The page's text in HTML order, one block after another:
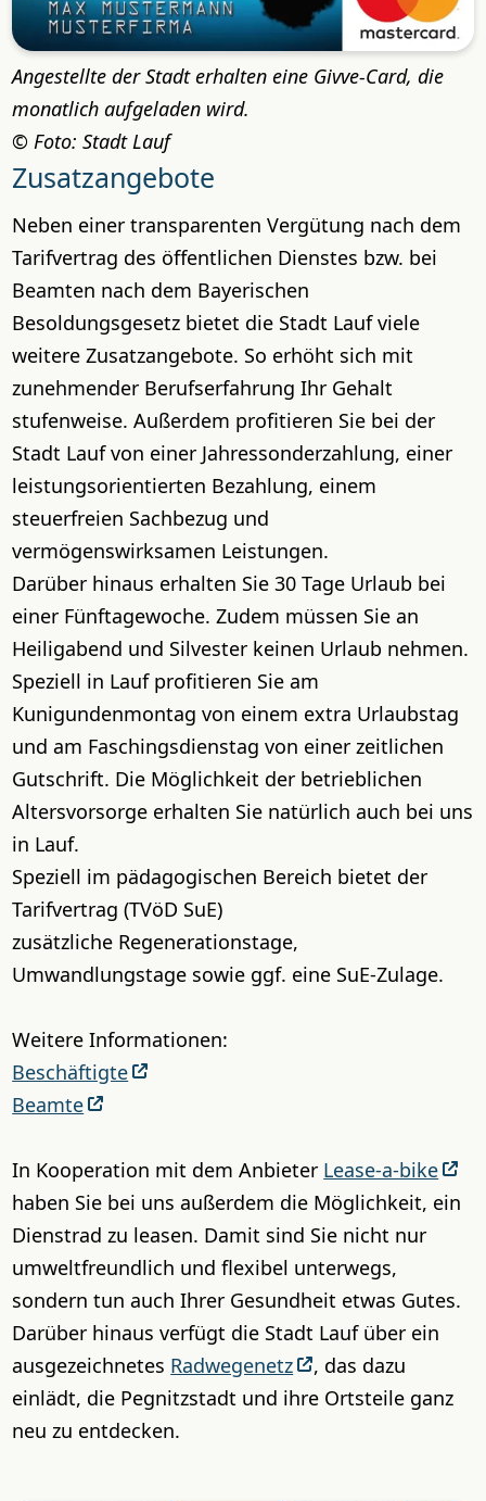
Angestellte der Stadt erhalten eine Givve-Card, die
monatlich aufgeladen wird.
Foto: Stadt Lauf
Zusatzangebote
Neben einer transparenten Vergütung nach dem
Tarifvertrag des öffentlichen Dienstes bzw. bei
Beamten nach dem Bayerischen
Besoldungsgesetz bietet die Stadt Lauf viele
weitere Zusatzangebote. So erhöht sich mit
zunehmender Berufserfahrung Ihr Gehalt
stufenweise. Außerdem profitieren Sie bei der
Stadt Lauf von einer Jahressonderzahlung, einer
leistungsorientierten Bezahlung, einem
steuerfreien Sachbezug und
vermögenswirksamen Leistungen.
Darüber hinaus erhalten Sie 30 Tage Urlaub bei
einer Fünftagewoche. Zudem müssen Sie an
Heiligabend und Silvester keinen Urlaub nehmen.
Speziell in Lauf profitieren Sie am
Kunigundenmontag von einem extra Urlaubstag
und am Faschingsdienstag von einer zeitlichen
Gutschrift. Die Möglichkeit der betrieblichen
Altersvorsorge erhalten Sie natürlich auch bei uns
in Lauf.
Speziell im pädagogischen Bereich bietet der
Tarifvertrag (TVöD SuE)
zusätzliche Regenerationstage,
Umwandlungstage sowie ggf. eine SuE-Zulage.
Weitere Informationen:
Beschäftigte
Beamte
In Kooperation mit dem Anbieter Lease-a-bike
haben Sie bei uns außerdem die Möglichkeit, ein
Dienstrad zu leasen. Damit sind Sie nicht nur
umweltfreundlich und flexibel unterwegs,
sondern tun auch Ihrer Gesundheit etwas Gutes.
Darüber hinaus verfügt die Stadt Lauf über ein
ausgezeichnetes Radwegenetz
, das dazu
einlädt, die Pegnitzstadt und ihre Ortsteile ganz
neu zu entdecken.